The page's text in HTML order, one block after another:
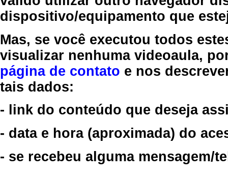
dispositivo/equipamento que
Mas, se você executou todos
visualizar nenhuma videoaula,
página de contato e nos
tais dados:
- link do conteúdo que deseja
- data e hora (aproximada) do
- se recebeu alguma mensagem/